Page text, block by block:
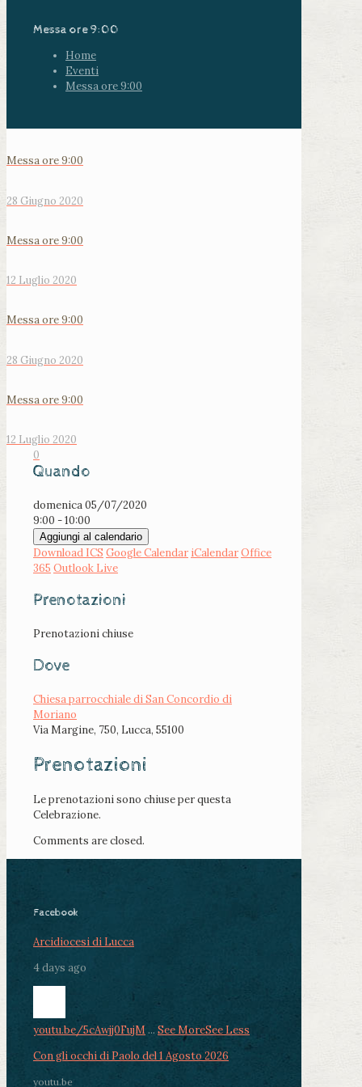
Messa ore 9:00
Home
Eventi
Messa ore 9:00
Messa ore 9:00
28 Giugno 2020
Messa ore 9:00
12 Luglio 2020
Messa ore 9:00
28 Giugno 2020
Messa ore 9:00
12 Luglio 2020
0
Quando
domenica 05/07/2020
9:00 - 10:00
Aggiungi al calendario
Download ICS Google Calendar iCalendarOffice
365 Outlook Live
Prenotazioni
Prenotazioni chiuse
Dove
Chiesa parrocchiale di San Concordio di
Moriano
Via Margine, 750, Lucca, 55100
Prenotazioni
Le prenotazioni sono chiuse per questa
Celebrazione.
Comments are closed.
Facebook
Arcidiocesi di Lucca
4 days ago
youtu.be/5cAwjj0FujM ... See MoreSee Less
Con gli occhi di Paolo del 1 Agosto 2026
youtu.be